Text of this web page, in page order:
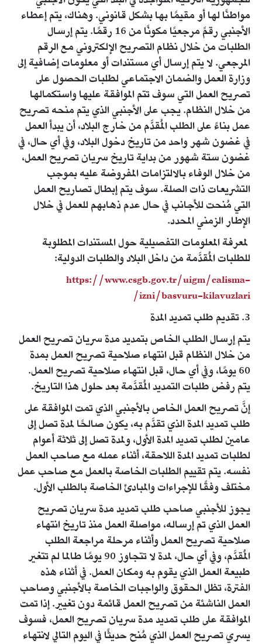
مواطنًا لها أو مقيمًا بها بشكل قانوني. وهناك، يتم إعطاء
الأجنبي رقمً مرجعيًا مكونًا من 16 رقمًا. يتم إرسال
الطلبات من خلال نظام التصريح الإلكتروني مع الرقم
المرجعي. لا يتم إرسال أي مستندات أو معلومات إضافية إلى
وزارة العمل والضمان الاجتماعي لطلبات الحصول على
تصريح العمل التي سوف تتم الموافقة عليها واستكمالها
من خلال النظام. يجب على الأجنبي الذي يتم منحه تصريح
عمل بناءً على الطلب المُقدَّم من خارج البلاد، أن يبدأ العمل
في غضون شهر واحد من تاريخ دخول البلاد، وفي أي حال، في
غضون ستة شهور من بداية تاريخ سريان تصريح العمل،
من خلال الوفاء بالالتزامات المفروضة عليه بموجب
التشريعات ذات الصلة. سوف يتم إبطال تصاريح العمل
التي مُنحت للأجانب في حال عدم ذهابهم للعمل في خلال
الإطار الزمني المحدد.
​ لمعرفة المعلومات التفصيلية حول المستندات المطلوبة
للطلبات المُقدَّمة من داخل البلاد والطلبات الدولية:
https://www.csgb.gov.tr/uigm/calisma-
izni/basvuru-kilavuzlari/​
3. تقديم طلب تمديد المدة
يتم إرسال الطلب الخاص بتمديد مدة سريان تصريح العمل
من خلال النظام قبل انتهاء صلاحية تصريح العمل بمدة
60 يومًا، وفي أي حال، قبل انتهاء صلاحية تصريح العمل.
يتم رفض طلبات التمديد المُقدَّمة بعد حلول هذا التاريخ.
إنَّ تصريح العمل الخاص بالأجنبي الذي تمت الموافقة على
طلب تمديد المدة الذي تقدَّم به، يكون صالحًا لمدة تصل إلى
عامين لطلب تمديد المدة الأول، ولمدة تصل إلى ثلاثة أعوام
لطلبات تمديد المدة اللاحقة، أثناء عمله مع صاحب العمل
نفسه. يتم تقييم الطلبات الخاصة بالعمل مع صاحب عمل
مختلف وفقًا للإجراءات والمبادئ الخاصة بالطلب الأول.
يجوز للأجنبي صاحب طلب تمديد مدة سريان تصريح
العمل الذي تم إرساله، مواصلة العمل منذ تاريخ انتهاء
صلاحية تصريح العمل وأثناء مرحلة مراجعة الطلب
المُقدَّم، وفي أي حال، لمدة لا تتجاوز 90 يومًا طالما لم تتغير
طبيعة العمل الذي يقوم به ومكان العمل. في أثناء هذه
الفترة، تظل الحقوق والواجبات الخاصة بالأجنبي وصاحب
العمل الناشئة من تصريح العمل قائمة دون تغيير. إذا تمت
الموافقة على طلب تمديد مدة سريان تصريح العمل، فسوف
يسري تصريح العمل الذي مُنح حديثًا في اليوم التالي لانتهاء